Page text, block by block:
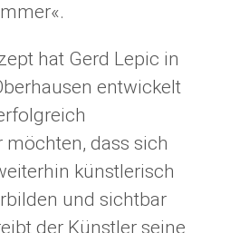
hat Gerd Lepic in
entwickelt
möchten, dass sich
künstlerisch
und sichtbar
der Künstler seine